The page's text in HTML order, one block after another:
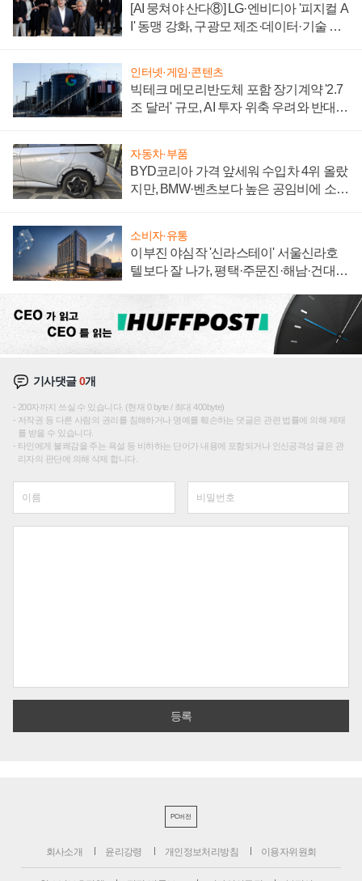
[AI 뭉쳐야 산다⑧] LG·엔비디아 '피지컬 A
I' 동맹 강화, 구광모 제조·데이터·기술 결
인터넷·게임·콘텐츠
빅테크 메모리반도체 포함 장기계약 '2.7
조 달러' 규모, AI 투자 위축 우려와 반대
자동차·부품
BYD코리아 가격 앞세워 수입차 4위 올랐
지만, BMW·벤츠보다 높은 공임비에 소비
소비자·유통
이부진 야심작 '신라스테이' 서울신라호
텔보다 잘 나가, 평택·주문진·해남·건대로
기사댓글0개
200자까지 쓰실 수 있습니다. (현재 0 byte / 최대 400byte)
저작권 등 다른 사람의 권리를 침해하거나 명예를 훼손하는 댓글은 관련 법률에 의해 제재
를 받을 수 있습니다.
타인에게 불쾌감을 주는 욕설 등 비하하는 단어가 내용에 포함되거나 인신공격성 글은 관
리자의 판단에 의해 삭제 합니다.
PC버전
회사소개 윤리강령 개인정보처리방침 이용자위원회